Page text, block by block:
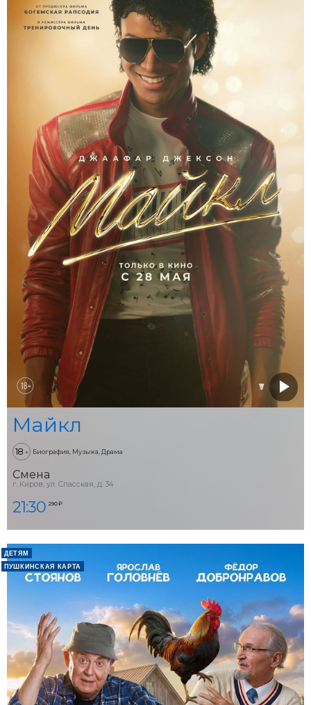
Майкл
18 + Биография, Музыка, Драма
Смена
г. Киров, ул. Спасская, д. 34
21:30 290 ₽
ДЕТЯМ
ПУШКИНСКАЯ КАРТА